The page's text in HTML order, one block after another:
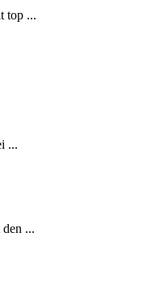
top ...
...
...